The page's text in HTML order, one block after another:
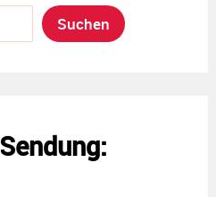
Suchen